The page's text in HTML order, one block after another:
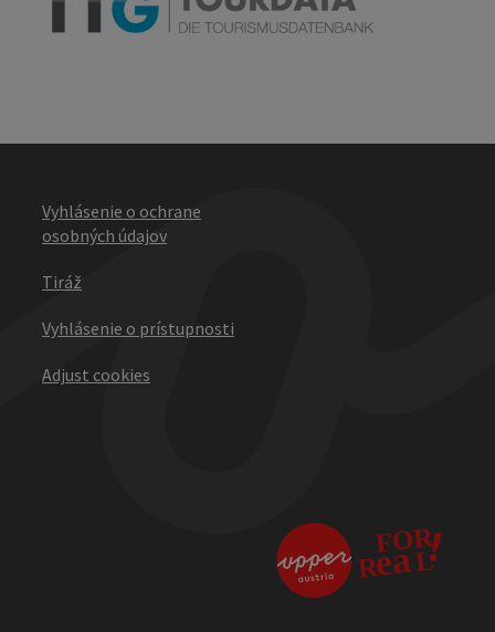
Vyhlásenie o ochrane
osobných údajov
Tiráž
Vyhlásenie o prístupnosti
Adjust cookies